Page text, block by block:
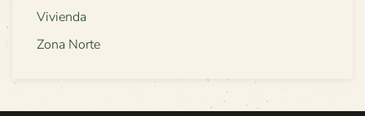
Vivienda
Zona Norte